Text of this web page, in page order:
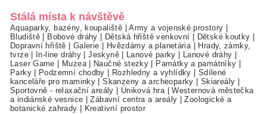
Stálá místa k návštěvě
Aquaparky, bazény, koupaliště |Army a vojenské prostory
Bludiště
Bobové dráhy Dětská hřiště venkovní Dětské koutky
Dopravní hřiště
Galerie Hvězdárny a planetária|
Hrady, zámky,
tvrze| In-line dráhy |Jeskyně| Lanové parky Lanové dráhy
Laser Game
Muzea| Naučné stezky Památky a památníky
Parky| Podzemní chodby Rozhledny a vyhlídky
Sdílené
kanceláře pro maminky |Skanzeny a archeoparky Skiareály
Sportovně - relaxační areály
Úniková hra|Westernová městečka
a indiánské vesnice |Zábavní centra a areály |Zoologické a
botanické zahrady
Kreativní prostor